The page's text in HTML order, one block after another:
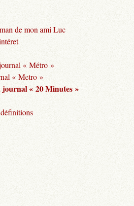
de mon ami Luc
« Métro »
« Metro »
journal « 20 Minutes »